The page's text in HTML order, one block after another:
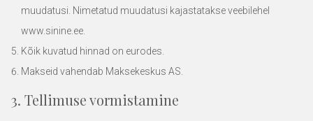
muudatusi. Nimetatud muudatusi kajastatakse veebilehel
www.sinine.ee
Kõik kuvatud hinnad on eurodes.
Makseid vahendab Maksekeskus AS.
3. Tellimuse vormistamine